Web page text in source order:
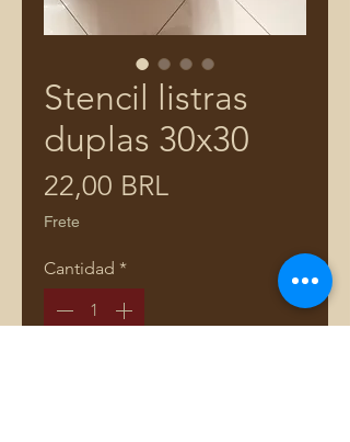
Stencil listras
duplas 30x30
22,00 BRLPrecio
Frete
Cantidad *